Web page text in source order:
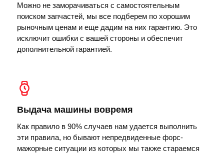
Можно не заморачиваться с самостоятельным
поиском запчастей, мы все подберем по хорошим
рыночным ценам и еще дадим на них гарантию. Это
исключит ошибки с вашей стороны и обеспечит
дополнительной гарантией.
Выдача машины вовремя
Как правило в 90% случаев нам удается выполнить
эти правила, но бывают непредвиденные форс-
мажорные ситуации из которых мы также стараемся